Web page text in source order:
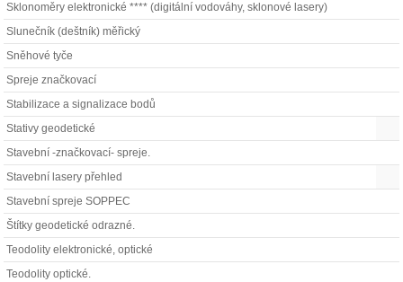
Sklonoměry elektronické **** (digitální vodováhy, sklonové lasery)
Slunečník (deštník) měřický
Sněhové tyče
Spreje značkovací
Stabilizace a signalizace bodů
Stativy geodetické
Stavební -značkovací- spreje.
Stavební lasery přehled
Stavební spreje SOPPEC
Štítky geodetické odrazné.
Teodolity elektronické, optické
Teodolity optické.